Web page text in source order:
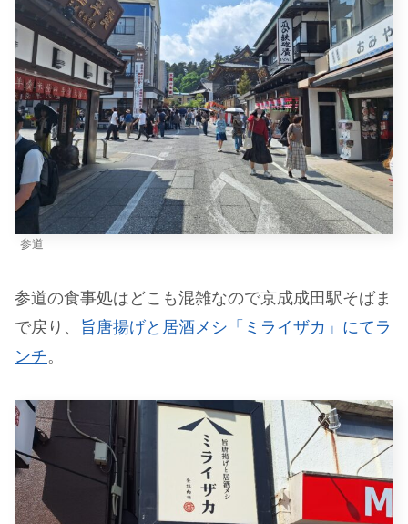
参道
参道の食事処はどこも混雑なので京成成田駅そばま
で戻り、 旨唐揚げと居酒メシ「ミライザカ」にてラ
ンチ。